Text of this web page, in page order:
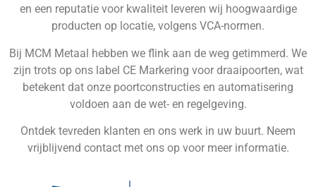
en een reputatie voor kwaliteit leveren wij hoogwaardige
producten op locatie, volgens VCA-normen.
Bij MCM Metaal hebben we flink aan de weg getimmerd. We
zijn trots op ons label CE Markering voor draaipoorten, wat
betekent dat onze poortconstructies en automatisering
voldoen aan de wet- en regelgeving.
Ontdek tevreden klanten en ons werk in uw buurt. Neem
vrijblijvend contact met ons op voor meer informatie.